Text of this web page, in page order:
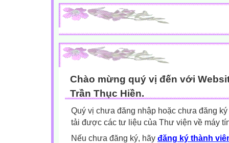
Chào mừng quý vị đến với
Trần Thục Hiền.
Quý vị chưa đăng nhập hoặc chưa đăng
tải được các tư liệu của Thư viện về máy
Nếu chưa đăng ký, hãy đăng ký thành